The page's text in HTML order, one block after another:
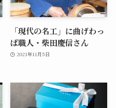
「現代の名工」に曲げわっ
ぱ職人・柴田慶信さん
2021年11月5日